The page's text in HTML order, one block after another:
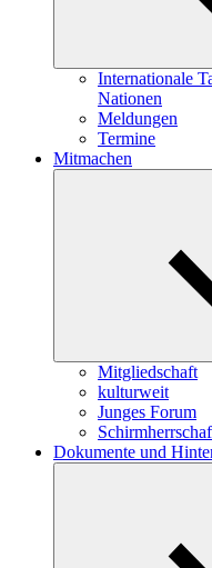
Internationale
Nationen
Meldungen
Termine
Mitmachen
Mitgliedschaft
kulturweit
Junges Forum
Dokumente und